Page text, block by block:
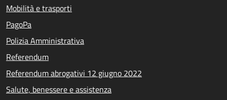
Mobilità e trasporti
PagoPa
Polizia Amministrativa
Referendum
Referendum abrogativi 12 giugno 2022
Salute, benessere e assistenza